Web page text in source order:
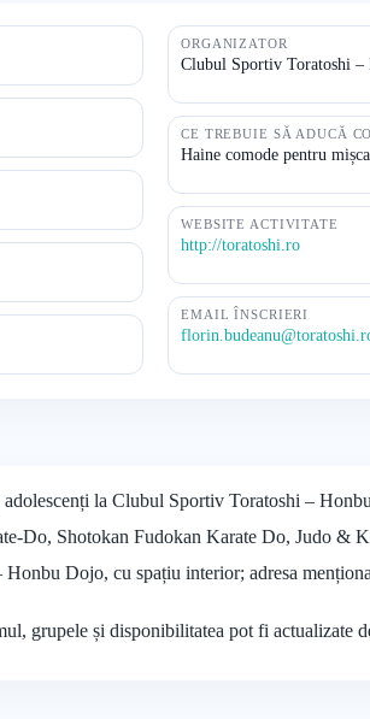
ORGANIZATOR
Clubul Sportiv Toratoshi –
CE TREBUIE SĂ ADUCĂ
Haine comode pentru
WEBSITE ACTIVITATE
http://toratoshi.ro
EMAIL ÎNSCRIERI
la Clubul Sportiv Toratoshi –
Do, Shotokan Fudokan Karate Do, Judo &
Dojo, cu spațiu interior; adresa
grupele și disponibilitatea pot fi actualizate